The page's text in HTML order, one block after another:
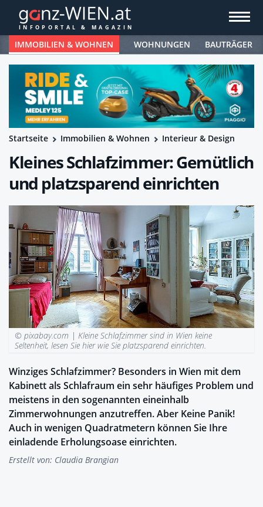
IMMOBILIEN & WOHNEN WOHNUNGEN BAUTRÄGER
Startseite Immobilien & Wohnen Interieur & Design
Kleines Schlafzimmer: Gemütlich
und platzsparend einrichten
© pixabay.com | Kleine Schlafzimmer sind in Wien keine
Seltenheit, lesen Sie hier wie Sie platzsparend einrichten.
Winziges Schlafzimmer? Besonders in Wien mit dem
Kabinett als Schlafraum ein sehr häufiges Problem und
meistens in den sogenannten eineinhalb
Zimmerwohnungen anzutreffen. Aber Keine Panik!
Auch in wenigen Quadratmetern können Sie Ihre
einladende Erholungsoase einrichten.
Erstellt von: Claudia Brangian